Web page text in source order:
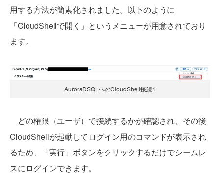
用する方法が簡素化されました。以下のように
「CloudShellで開く」というメニューが用意されており
ます。
AuroraDSQLへのCloudShell接続1
どの権限（ユーザ）で接続するかが確認され、その後
CloudShellが起動してログイン用のコマンドが表示され
るため、「実行」ボタンをクリックするだけでシームレ
スにログインできます。